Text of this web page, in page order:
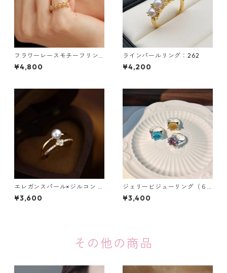
フラワーレースモチーフリン
グ：619
¥4,800
ラインパールリング：262
¥4,200
エレガンスパール×ジルコン ダ
ブルラインリング：553
¥3,600
ジェリービジューリング（６
色）：513
¥3,400
その他の商品